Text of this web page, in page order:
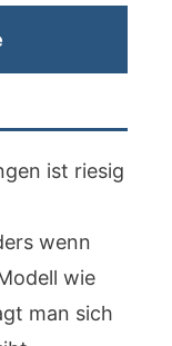
ist riesig
wenn
wie
man sich